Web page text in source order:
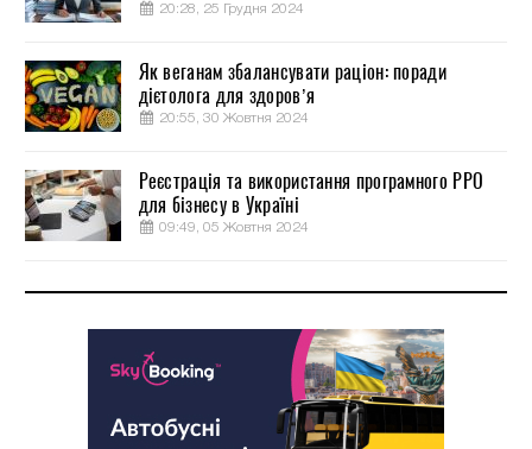
20:28, 25 Грудня 2024
Як веганам збалансувати раціон: поради
дієтолога для здоров’я
20:55, 30 Жовтня 2024
Реєстрація та використання програмного РРО
для бізнесу в Україні
09:49, 05 Жовтня 2024